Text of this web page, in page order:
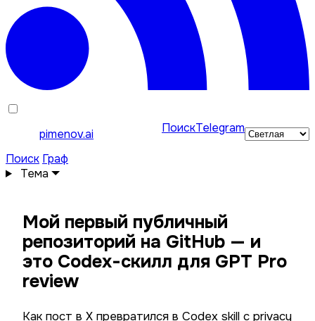
pimenov.ai ПоискTelegram
Поиск Граф
Тема
Мой первый публичный
репозиторий на GitHub — и
это Codex-скилл для GPT Pro
review
Как пост в X превратился в Codex skill с privacy